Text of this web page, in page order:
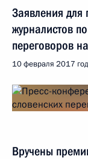
Заявления для
журналистов
переговоров
10 февраля 2017
Вручены